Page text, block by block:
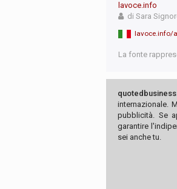
lavoce.info
di Sara
La fonte
internazionale.
pubblicità. Se
garantire
sei anche tu.